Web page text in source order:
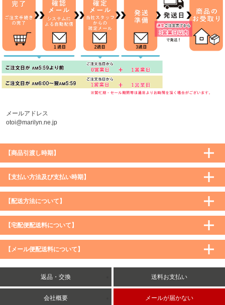
メールアドレス
otoi@marilyn.ne.jp
【商品引渡し時期】
【支払い方法及び支払い時期】
【配送方法について】
【宅配便配送料について】
購入価格 ／ 地域 通常 沖縄・離島など一部地域
5,900円（税込）未満
590円（税込）
【メール便配送料について】
5,900円（税込）以上 送料無料
返品・交換 送料お支払い
会社概要 メールが届かない